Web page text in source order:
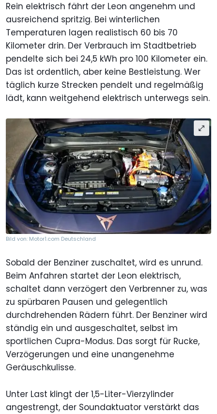
Rein elektrisch fährt der Leon angenehm und
ausreichend spritzig. Bei winterlichen
Temperaturen lagen realistisch 60 bis 70
Kilometer drin. Der Verbrauch im Stadtbetrieb
pendelte sich bei 24,5 kWh pro 100 Kilometer ein.
Das ist ordentlich, aber keine Bestleistung. Wer
täglich kurze Strecken pendelt und regelmäßig
lädt, kann weitgehend elektrisch unterwegs sein.
Bild von: Motor1.com Deutschland
Sobald der Benziner zuschaltet, wird es unrund.
Beim Anfahren startet der Leon elektrisch,
schaltet dann verzögert den Verbrenner zu, was
zu spürbaren Pausen und gelegentlich
durchdrehenden Rädern führt. Der Benziner wird
ständig ein und ausgeschaltet, selbst im
sportlichen Cupra-Modus. Das sorgt für Rucke,
Verzögerungen und eine unangenehme
Geräuschkulisse.
Unter Last klingt der 1,5-Liter-Vierzylinder
angestrengt, der Soundaktuator verstärkt das